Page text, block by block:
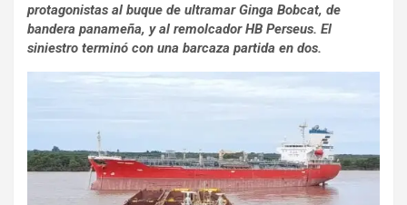
protagonistas al buque de ultramar Ginga Bobcat, de
bandera panameña, y al remolcador HB Perseus. El
siniestro terminó con una barcaza partida en dos.